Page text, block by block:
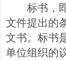
标书，即
文件提出的
文书。标书
单位组织的